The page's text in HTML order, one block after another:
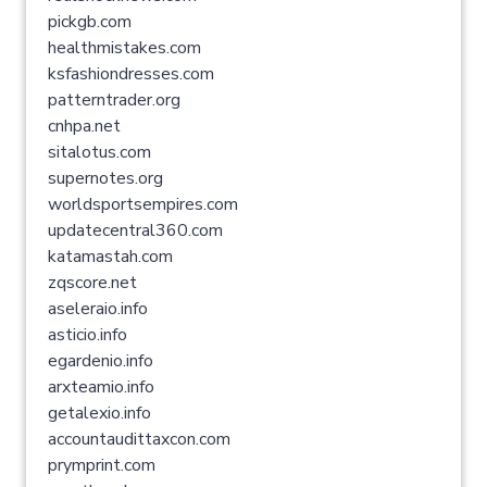
pickgb.com
healthmistakes.com
ksfashiondresses.com
patterntrader.org
cnhpa.net
sitalotus.com
supernotes.org
worldsportsempires.com
updatecentral360.com
katamastah.com
zqscore.net
aseleraio.info
asticio.info
egardenio.info
arxteamio.info
getalexio.info
accountaudittaxcon.com
prymprint.com